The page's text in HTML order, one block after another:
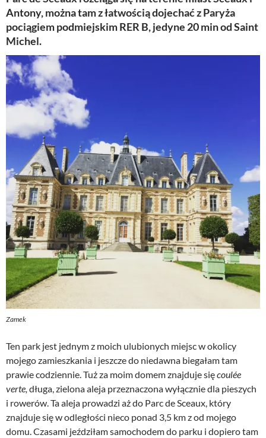
Antony, można tam z łatwością dojechać z Paryża
pociągiem podmiejskim RER B, jedyne 20 min od Saint
Michel.
Zamek
Ten park jest jednym z moich ulubionych miejsc w okolicy
mojego zamieszkania i jeszcze do niedawna biegałam tam
prawie codziennie. Tuż za moim domem znajduje sięcoulée
verte, długa, zielona aleja przeznaczona wyłącznie dla pieszych
i rowerów. Ta aleja prowadzi aż do Parc de Sceaux, który
znajduje się w odległości nieco ponad 3,5 km z od mojego
domu. Czasami jeździłam samochodem do parku i dopiero tam